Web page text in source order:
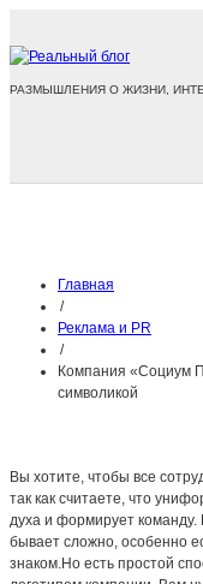
РАЗМЫШЛЕНИЯ О ЖИЗНИ,
Главная
/
Реклама и PR
/
Компания «Социум
символикой
Вы хотите, чтобы все
так как считаете, что
духа и формирует
бывает сложно, особенно
знаком.Но есть простой